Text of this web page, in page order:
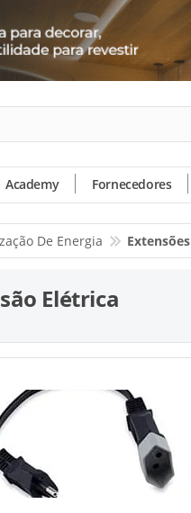
Academy Fornecedores
De Energia Extensões
Elétrica